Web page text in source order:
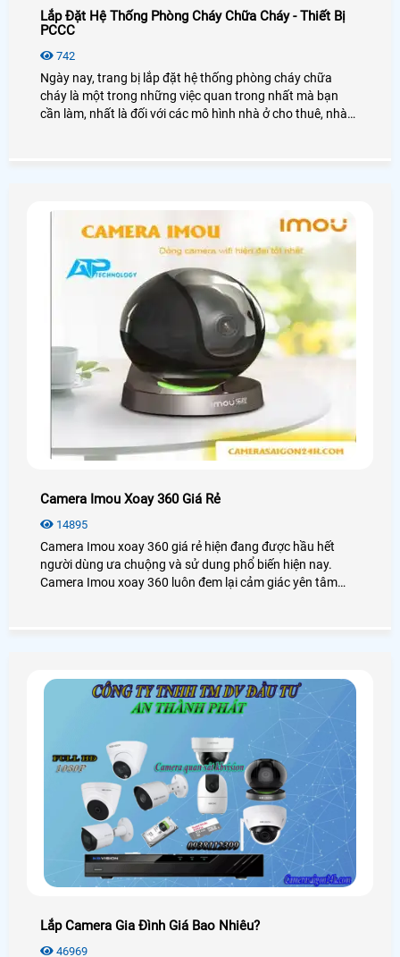
Lắp Đặt Hệ Thống Phòng Cháy Chữa Cháy - Thiết Bị
PCCC
742
Ngày nay, trang bị lắp đặt hệ thống phòng cháy chữa
cháy là một trong những việc quan trong nhất mà bạn
cần làm, nhất là đối với các mô hình nhà ở cho thuê, nhà
Camera Imou Xoay 360 Giá Rẻ
14895
Camera Imou xoay 360 giá rẻ hiện đang được hầu hết
người dùng ưa chuộng và sử dung phổ biến hiện nay.
Camera Imou xoay 360 luôn đem lại cảm giác yên tâm
Lắp Camera Gia Đình Giá Bao Nhiêu?
46969